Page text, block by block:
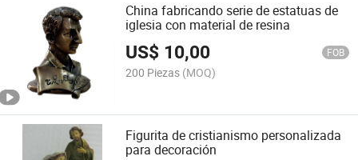
China fabricando serie de estatuas de
iglesia con material de resina
US$ 10,00 FOB
200 Piezas (MOQ)
Figurita de cristianismo personalizada
para decoración